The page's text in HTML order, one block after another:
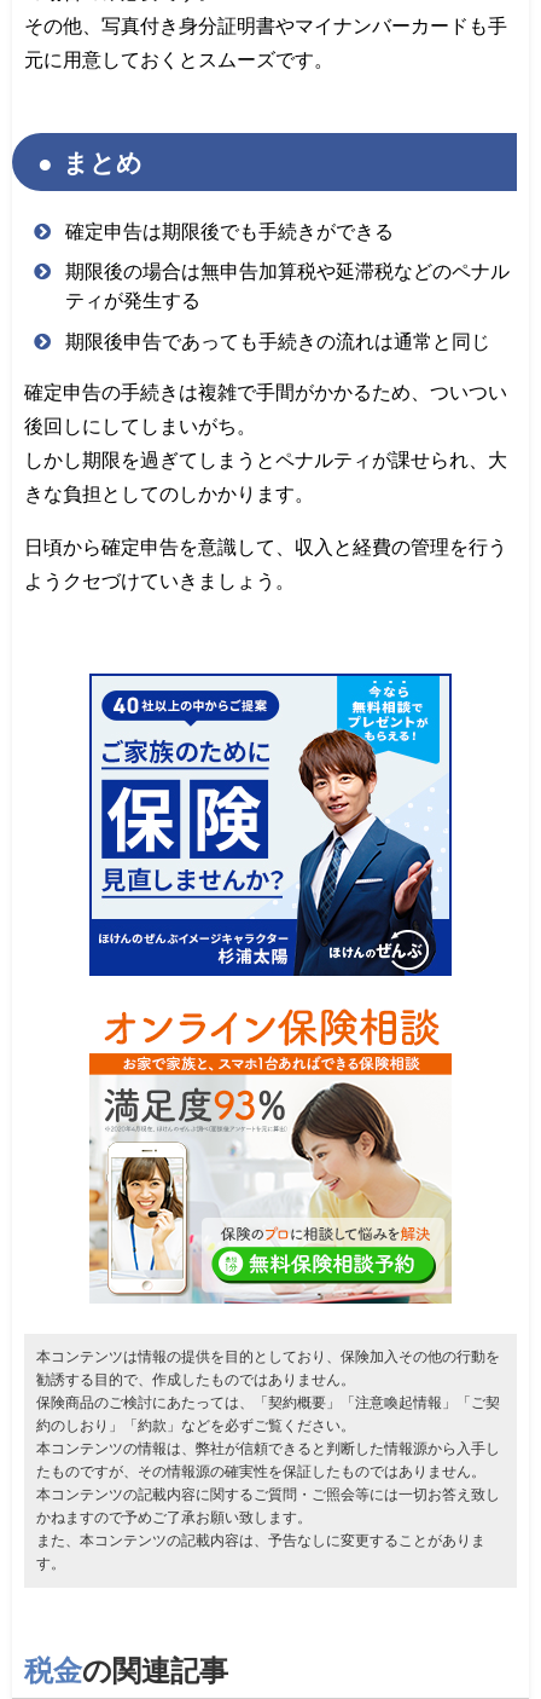
その他、写真付き身分証明書やマイナンバーカードも手
元に用意しておくとスムーズです。
まとめ
確定申告は期限後でも手続きができる
期限後の場合は無申告加算税や延滞税などのペナル
ティが発生する
期限後申告であっても手続きの流れは通常と同じ
確定申告の手続きは複雑で手間がかかるため、ついつい
後回しにしてしまいがち。
しかし期限を過ぎてしまうとペナルティが課せられ、大
きな負担としてのしかかります。
日頃から確定申告を意識して、収入と経費の管理を行う
ようクセづけていきましょう。
本コンテンツは情報の提供を目的としており、保険加入その他の行動を
勧誘する目的で、作成したものではありません。
保険商品のご検討にあたっては、「契約概要」「注意喚起情報」「ご契
約のしおり」「約款」などを必ずご覧ください。
本コンテンツの情報は、弊社が信頼できると判断した情報源から入手し
たものですが、その情報源の確実性を保証したものではありません。
本コンテンツの記載内容に関するご質問・ご照会等には一切お答え致し
かねますので予めご了承お願い致します。
また、本コンテンツの記載内容は、予告なしに変更することがありま
す。
税金の関連記事